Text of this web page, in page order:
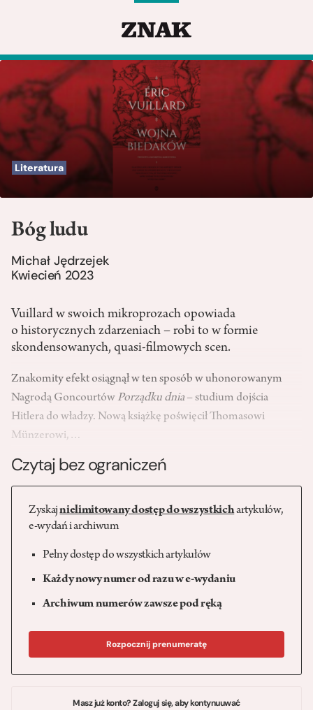
Literatura
Bóg ludu
Michał Jędrzejek
Kwiecień 2023
Vuillard w swoich mikroprozach opowiada
o historycznych zdarzeniach – robi to w formie
skondensowanych, quasi-filmowych scen.
Znakomity efekt osiągnął w ten sposób w uhonorowanym
Nagrodą Goncourtów Porządku dnia– studium dojścia
Hitlera do władzy. Nową książkę poświęcił Thomasowi
Münzerowi,…
Czytaj bez ograniczeń
Zyskajnielimitowany dostęp do wszystkichartykułów,
e-wydań i archiwum
Pełny dostęp do wszystkich artykułów
Każdy nowy numer od razu w e-wydaniu
Archiwum numerów zawsze pod ręką
Rozpocznij prenumeratę
Masz już konto? Zaloguj się, aby kontynuuwać